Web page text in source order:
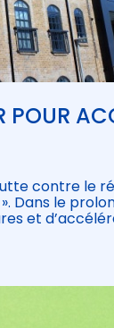
POUR
contre le
Dans le
et